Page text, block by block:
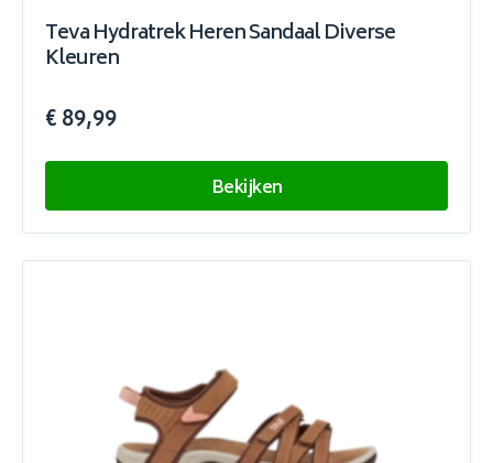
Teva Hydratrek Heren Sandaal Diverse
Kleuren
€ 89,99
Bekijken